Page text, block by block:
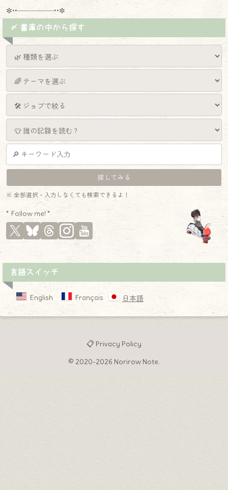
✼••┈┈┈┈┈┈┈┈┈••✼
〆 書庫の中から探す
※ 全部選択・入力しなくても検索できるよ！
* Follow me! *
言語スイッチ
English Français 日本語
📋 Privacy Policy
© 2020-2026 Norirow Note.